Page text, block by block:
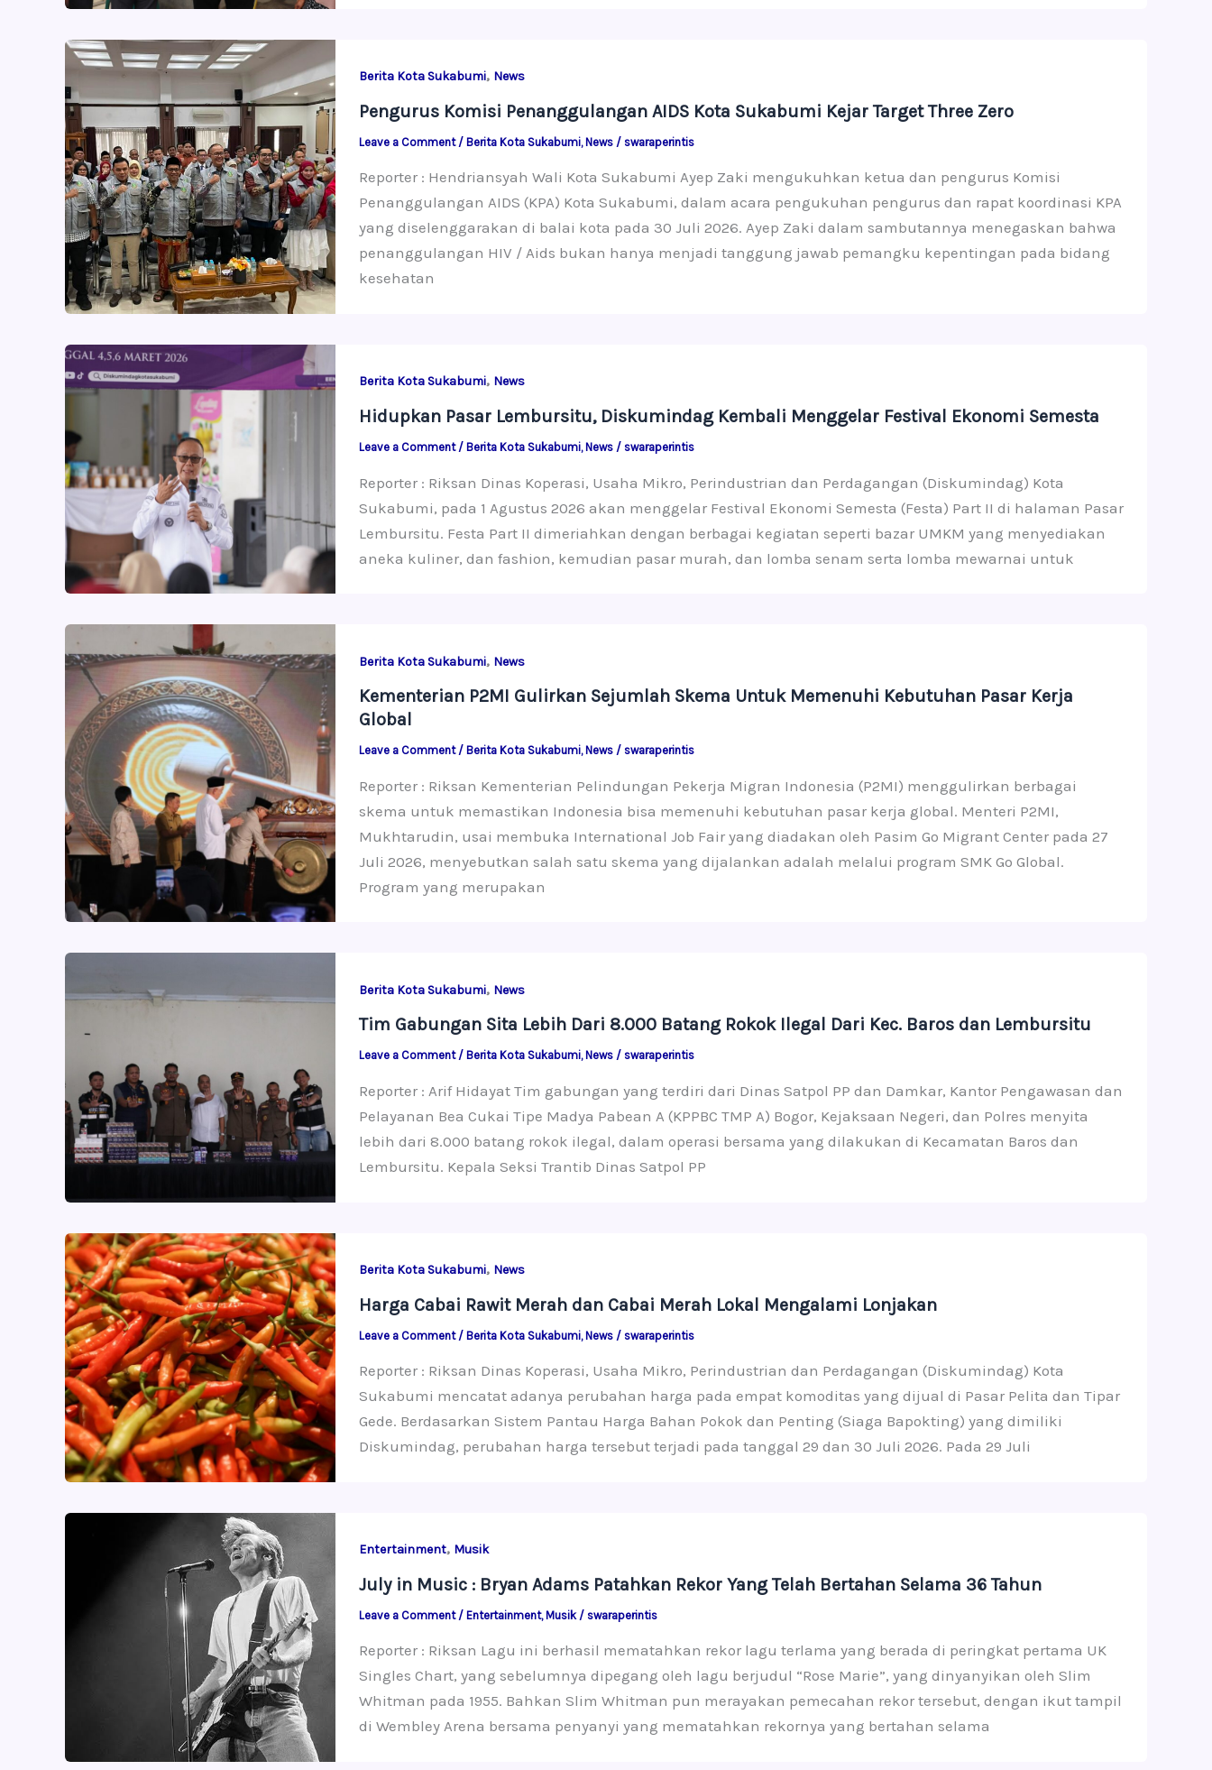
Berita Kota Sukabumi, News
Pengurus Komisi Penanggulangan AIDS Kota Sukabumi Kejar Target Three Zero
Leave a Comment / Berita Kota Sukabumi, News/ swaraperintis
Reporter : Hendriansyah Wali Kota Sukabumi Ayep Zaki mengukuhkan ketua dan pengurus Komisi
Penanggulangan AIDS (KPA) Kota Sukabumi, dalam acara pengukuhan pengurus dan rapat koordinasi KPA
yang diselenggarakan di balai kota pada 30 Juli 2026. Ayep Zaki dalam sambutannya menegaskan bahwa
penanggulangan HIV / Aids bukan hanya menjadi tanggung jawab pemangku kepentingan pada bidang
kesehatan
Berita Kota Sukabumi, News
Hidupkan Pasar Lembursitu, Diskumindag Kembali Menggelar Festival Ekonomi Semesta
Leave a Comment / Berita Kota Sukabumi, News/ swaraperintis
Reporter : Riksan Dinas Koperasi, Usaha Mikro, Perindustrian dan Perdagangan (Diskumindag) Kota
Sukabumi, pada 1 Agustus 2026 akan menggelar Festival Ekonomi Semesta (Festa) Part II di halaman Pasar
Lembursitu. Festa Part II dimeriahkan dengan berbagai kegiatan seperti bazar UMKM yang menyediakan
aneka kuliner, dan fashion, kemudian pasar murah, dan lomba senam serta lomba mewarnai untuk
Berita Kota Sukabumi, News
Kementerian P2MI Gulirkan Sejumlah Skema Untuk Memenuhi Kebutuhan Pasar Kerja
Global
Leave a Comment / Berita Kota Sukabumi, News/ swaraperintis
Reporter : Riksan Kementerian Pelindungan Pekerja Migran Indonesia (P2MI) menggulirkan berbagai
skema untuk memastikan Indonesia bisa memenuhi kebutuhan pasar kerja global. Menteri P2MI,
Mukhtarudin, usai membuka International Job Fair yang diadakan oleh Pasim Go Migrant Center pada 27
Juli 2026, menyebutkan salah satu skema yang dijalankan adalah melalui program SMK Go Global.
Program yang merupakan
Berita Kota Sukabumi, News
Tim Gabungan Sita Lebih Dari 8.000 Batang Rokok Ilegal Dari Kec. Baros dan Lembursitu
Leave a Comment / Berita Kota Sukabumi, News/ swaraperintis
Reporter : Arif Hidayat Tim gabungan yang terdiri dari Dinas Satpol PP dan Damkar, Kantor Pengawasan dan
Pelayanan Bea Cukai Tipe Madya Pabean A (KPPBC TMP A) Bogor, Kejaksaan Negeri, dan Polres menyita
lebih dari 8.000 batang rokok ilegal, dalam operasi bersama yang dilakukan di Kecamatan Baros dan
Lembursitu. Kepala Seksi Trantib Dinas Satpol PP
Berita Kota Sukabumi, News
Harga Cabai Rawit Merah dan Cabai Merah Lokal Mengalami Lonjakan
Leave a Comment / Berita Kota Sukabumi, News/ swaraperintis
Reporter : Riksan Dinas Koperasi, Usaha Mikro, Perindustrian dan Perdagangan (Diskumindag) Kota
Sukabumi mencatat adanya perubahan harga pada empat komoditas yang dijual di Pasar Pelita dan Tipar
Gede. Berdasarkan Sistem Pantau Harga Bahan Pokok dan Penting (Siaga Bapokting) yang dimiliki
Diskumindag, perubahan harga tersebut terjadi pada tanggal 29 dan 30 Juli 2026. Pada 29 Juli
Entertainment, Musik
July in Music : Bryan Adams Patahkan Rekor Yang Telah Bertahan Selama 36 Tahun
Leave a Comment / Entertainment, Musik/ swaraperintis
Reporter : Riksan Lagu ini berhasil mematahkan rekor lagu terlama yang berada di peringkat pertama UK
Singles Chart, yang sebelumnya dipegang oleh lagu berjudul “Rose Marie”, yang dinyanyikan oleh Slim
Whitman pada 1955. Bahkan Slim Whitman pun merayakan pemecahan rekor tersebut, dengan ikut tampil
di Wembley Arena bersama penyanyi yang mematahkan rekornya yang bertahan selama